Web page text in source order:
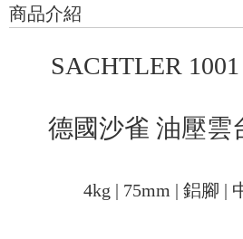
商品介紹
SACHTLER
德國沙雀 油壓雲
4kg | 75mm | 鋁腳 |